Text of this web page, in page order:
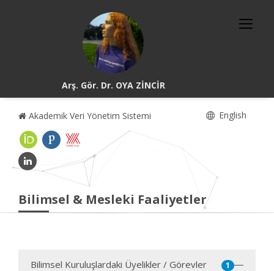
Arş. Gör. Dr. OYA ZİNCİR
Akademik Veri Yönetim Sistemi English
Bilimsel & Mesleki Faaliyetler
Bilimsel Kuruluşlardaki Üyelikler / Görevler 1